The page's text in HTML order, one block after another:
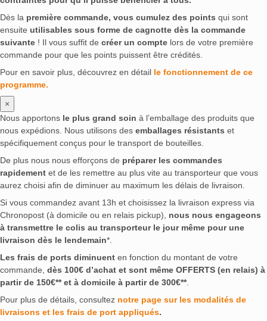
Dès la première commande, vous cumulez des points qui sont
ensuite utilisables sous forme de cagnotte dès la commande
suivante ! Il vous suffit de créer un compte lors de votre première
commande pour que les points puissent être crédités.
Pour en savoir plus, découvrez en détail le fonctionnement de ce
programme.
×
Nous apportons le plus grand soin à l’emballage des produits que
nous expédions. Nous utilisons des emballages résistants et
spécifiquement conçus pour le transport de bouteilles.
De plus nous nous efforçons de préparer les commandes
rapidement et de les remettre au plus vite au transporteur que vous
aurez choisi afin de diminuer au maximum les délais de livraison.
Si vous commandez avant 13h et choisissez la livraison express via
Chronopost (à domicile ou en relais pickup), nous nous engageons
à transmettre le colis au transporteur le jour même pour une
livraison dès le lendemain*.
Les frais de ports diminuent en fonction du montant de votre
commande, dès 100€ d’achat et sont même OFFERTS (en relais) à
partir de 150€** et à domicile à partir de 300€**.
Pour plus de détails, consultez notre page sur les modalités de
livraisons et les frais de port appliqués.